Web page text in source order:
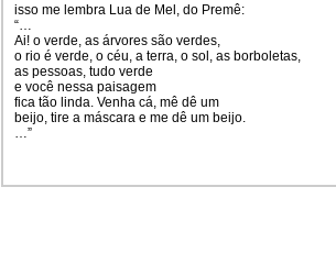
isso me lembra Lua de Mel, do Premê:
“…
Ai! o verde, as árvores são verdes,
o rio é verde, o céu, a terra, o sol, as borboletas,
as pessoas, tudo verde
e você nessa paisagem
fica tão linda. Venha cá, mê dê um
beijo, tire a máscara e me dê um beijo.
…”